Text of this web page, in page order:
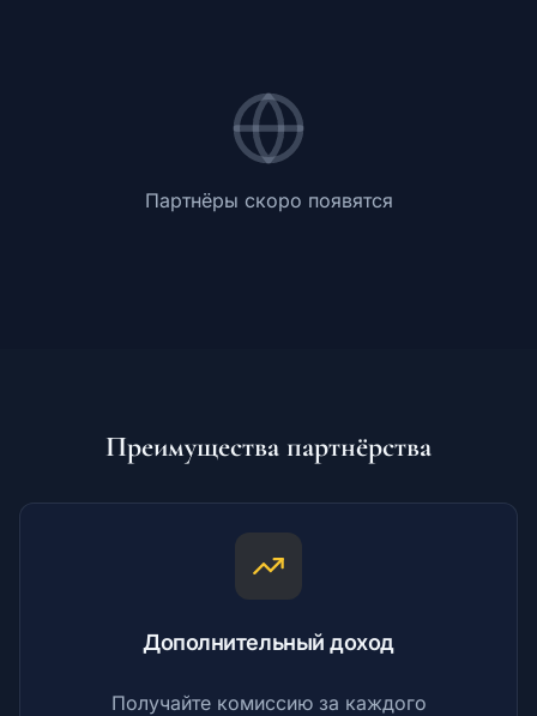
© 2026 Все права защищены
Партнёры скоро появятся
Преимущества партнёрства
Дополнительный доход
Получайте комиссию за каждого